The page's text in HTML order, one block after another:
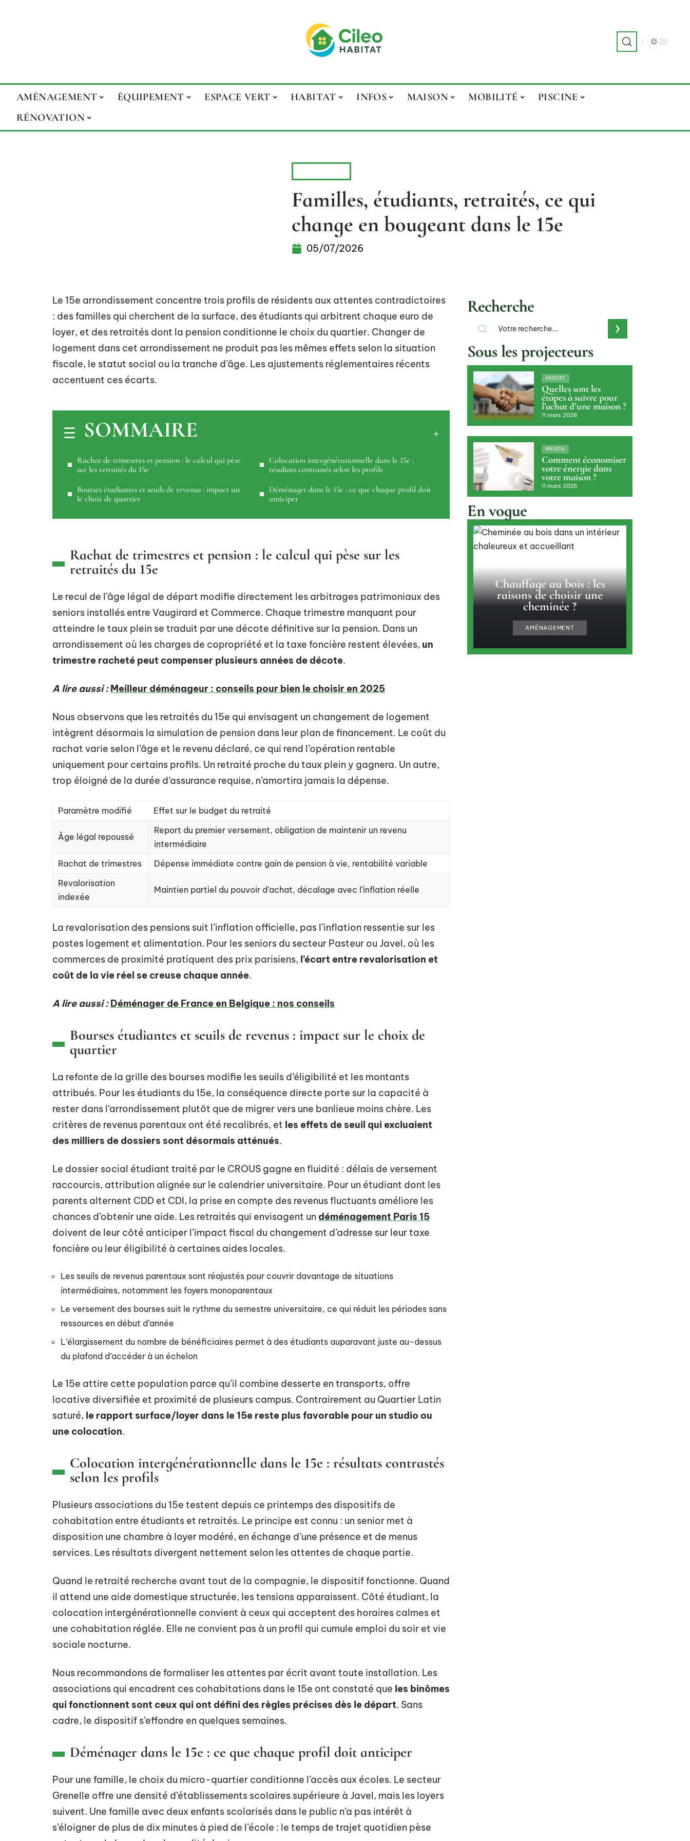
AMÉNAGEMENT ÉQUIPEMENT ESPACE VERT HABITAT INFOS MAISON MOBILITÉ
PISCINE
RÉNOVATION
Familles, étudiants, retraités, ce qui
change en bougeant dans le 15e
05/07/2026
Le 15e arrondissement concentre trois profils de résidents aux attentes contradictoires
: des familles qui cherchent de la surface, des étudiants qui arbitrent chaque euro de
loyer, et des retraités dont la pension conditionne le choix du quartier. Changer de
logement dans cet arrondissement ne produit pas les mêmes effets selon la situation
fiscale, le statut social ou la tranche d’âge. Les ajustements réglementaires récents
accentuent ces écarts.
SOMMAIRE
Rachat de trimestres et pension : le calcul qui pèse
sur les retraités du 15e
Bourses étudiantes et seuils de revenus : impact sur
le choix de quartier
Colocation intergénérationnelle dans le 15e :
résultats contrastés selon les profils
Déménager dans le 15e : ce que chaque profil doit
anticiper
Rachat de trimestres et pension : le calcul qui pèse sur les
retraités du 15e
Le recul de l’âge légal de départ modifie directement les arbitrages patrimoniaux des
seniors installés entre Vaugirard et Commerce. Chaque trimestre manquant pour
atteindre le taux plein se traduit par une décote définitive sur la pension. Dans un
arrondissement où les charges de copropriété et la taxe foncière restent élevées, un
trimestre racheté peut compenser plusieurs années de décote.
A lire aussi : Meilleur déménageur : conseils pour bien le choisir en 2025
Nous observons que les retraités du 15e qui envisagent un changement de logement
intègrent désormais la simulation de pension dans leur plan de financement. Le coût du
rachat varie selon l’âge et le revenu déclaré, ce qui rend l’opération rentable
uniquement pour certains profils. Un retraité proche du taux plein y gagnera. Un autre,
trop éloigné de la durée d’assurance requise, n’amortira jamais la dépense.
Paramètre modifié Effet sur le budget du retraité
Âge légal repoussé
Report du premier versement, obligation de maintenir un revenu
intermédiaire
Rachat de trimestres
Dépense immédiate contre gain de pension à vie, rentabilité variable
Revalorisation
indexée
Maintien partiel du pouvoir d’achat, décalage avec l’inflation réelle
La revalorisation des pensions suit l’inflation officielle, pas l’inflation ressentie sur les
postes logement et alimentation. Pour les seniors du secteur Pasteur ou Javel, où les
commerces de proximité pratiquent des prix parisiens, l’écart entre revalorisation et
coût de la vie réel se creuse chaque année.
A lire aussi : Déménager de France en Belgique : nos conseils
Bourses étudiantes et seuils de revenus : impact sur le choix de
quartier
La refonte de la grille des bourses modifie les seuils d’éligibilité et les montants
attribués. Pour les étudiants du 15e, la conséquence directe porte sur la capacité à
rester dans l’arrondissement plutôt que de migrer vers une banlieue moins chère. Les
critères de revenus parentaux ont été recalibrés, et les effets de seuil qui excluaient
des milliers de dossiers sont désormais atténués.
Le dossier social étudiant traité par le CROUS gagne en fluidité : délais de versement
raccourcis, attribution alignée sur le calendrier universitaire. Pour un étudiant dont les
parents alternent CDD et CDI, la prise en compte des revenus fluctuants améliore les
chances d’obtenir une aide. Les retraités qui envisagent un déménagement Paris 15
doivent de leur côté anticiper l’impact fiscal du changement d’adresse sur leur taxe
foncière ou leur éligibilité à certaines aides locales.
Les seuils de revenus parentaux sont réajustés pour couvrir davantage de situations
intermédiaires, notamment les foyers monoparentaux
Le versement des bourses suit le rythme du semestre universitaire, ce qui réduit les périodes sans
ressources en début d’année
L’élargissement du nombre de bénéficiaires permet à des étudiants auparavant juste au-dessus
du plafond d’accéder à un échelon
Le 15e attire cette population parce qu’il combine desserte en transports, offre
locative diversifiée et proximité de plusieurs campus. Contrairement au Quartier Latin
saturé, le rapport surface/loyer dans le 15e reste plus favorable pour un studio ou
une colocation.
Colocation intergénérationnelle dans le 15e : résultats contrastés
selon les profils
Plusieurs associations du 15e testent depuis ce printemps des dispositifs de
cohabitation entre étudiants et retraités. Le principe est connu : un senior met à
disposition une chambre à loyer modéré, en échange d’une présence et de menus
services. Les résultats divergent nettement selon les attentes de chaque partie.
Quand le retraité recherche avant tout de la compagnie, le dispositif fonctionne. Quand
il attend une aide domestique structurée, les tensions apparaissent. Côté étudiant, la
colocation intergénérationnelle convient à ceux qui acceptent des horaires calmes et
une cohabitation réglée. Elle ne convient pas à un profil qui cumule emploi du soir et vie
sociale nocturne.
Nous recommandons de formaliser les attentes par écrit avant toute installation. Les
associations qui encadrent ces cohabitations dans le 15e ont constaté que les binômes
qui fonctionnent sont ceux qui ont défini des règles précises dès le départ. Sans
cadre, le dispositif s’effondre en quelques semaines.
Déménager dans le 15e : ce que chaque profil doit anticiper
Pour une famille, le choix du micro-quartier conditionne l’accès aux écoles. Le secteur
Grenelle offre une densité d’établissements scolaires supérieure à Javel, mais les loyers
suivent. Une famille avec deux enfants scolarisés dans le public n’a pas intérêt à
s’éloigner de plus de dix minutes à pied de l’école : le temps de trajet quotidien pèse
Recherche
Sous les projecteurs
HABITAT
Quelles sont les
étapes à suivre pour
l’achat d’une maison ?
11 mars 2026
MAISON
Comment économiser
votre énergie dans
votre maison ?
11 mars 2026
En vogue
Chauffage au bois : les
raisons de choisir une
cheminée ?
AMÉNAGEMENT